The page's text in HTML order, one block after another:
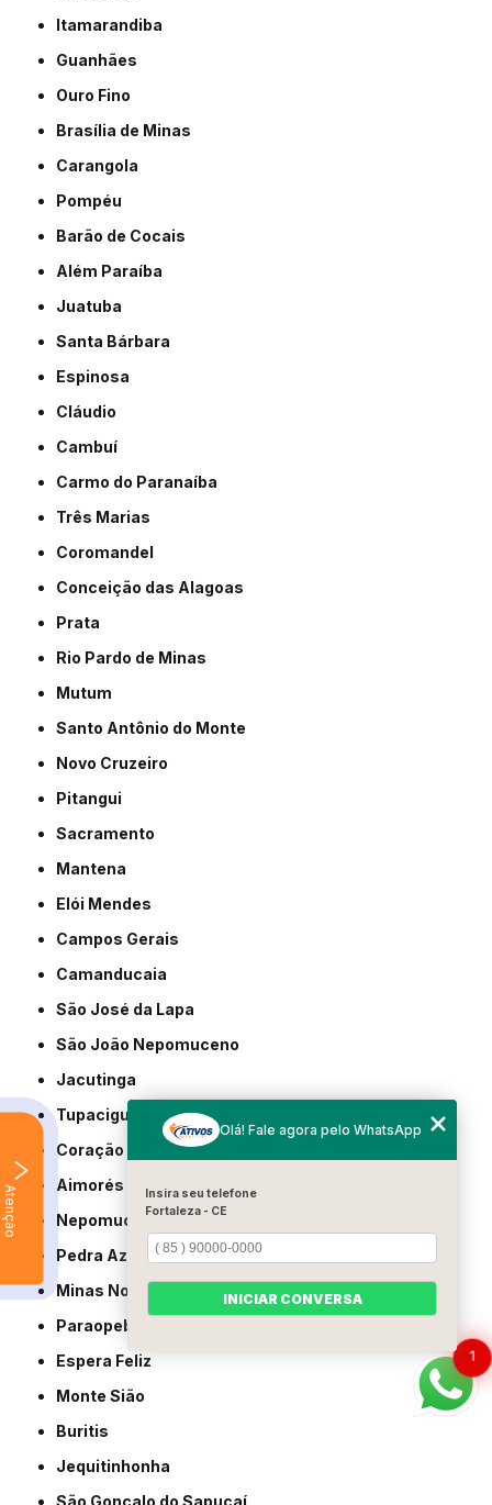
Itamarandiba
Guanhães
Ouro Fino
Brasília de Minas
Carangola
Pompéu
Barão de Cocais
Além Paraíba
Juatuba
Santa Bárbara
Espinosa
Cláudio
Cambuí
Carmo do Paranaíba
Três Marias
Coromandel
Conceição das Alagoas
Prata
Rio Pardo de Minas
Mutum
Santo Antônio do Monte
Novo Cruzeiro
Pitangui
Sacramento
Mantena
Elói Mendes
Campos Gerais
Camanducaia
São José da Lapa
São João Nepomuceno
Jacutinga
Tupaciguara
Coração de Jesus
Aimorés
Nepomuceno
Pedra Azul
Minas Novas
Paraopeba
Espera Feliz
Monte Sião
Buritis
Jequitinhonha
São Gonçalo do Sapucaí
Atenção
1
Olá! Fale agora pelo WhatsApp
Insira seu telefone
Fortaleza - CE
INICIAR CONVERSA